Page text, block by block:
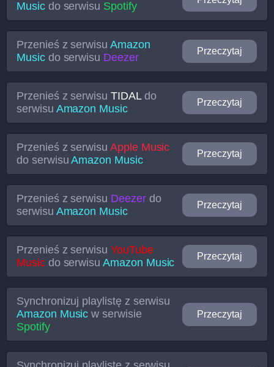
Musicdo serwisu Spotify
Przenieś z serwisu Amazon
Musicdo serwisu Deezer
Przeczytaj
Przenieś z serwisu TIDALdo
serwisu Amazon Music
Przeczytaj
Przenieś z serwisu Apple Music
do serwisuAmazon Music
Przeczytaj
Przenieś z serwisu Deezerdo
serwisu Amazon Music
Przeczytaj
Przenieś z serwisu YouTube
Musicdo serwisuAmazon Music
Przeczytaj
Synchronizuj playlistę z serwisu
Amazon Music w serwisie
Spotify
Przeczytaj